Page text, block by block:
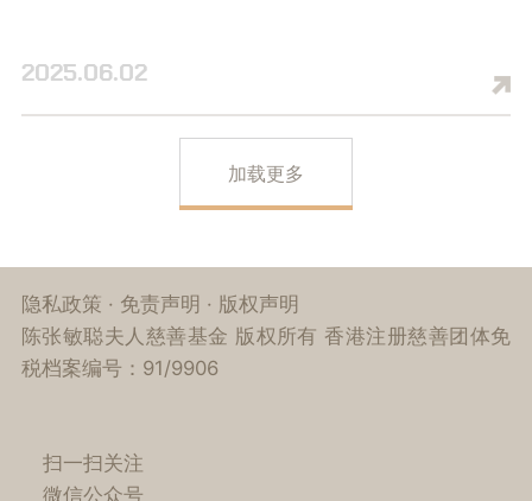
2025.06.02
加载更多
隐私政策 · 免责声明 · 版权声明
陈张敏聪夫人慈善基金 版权所有 香港注册慈善团体免
税档案编号：91/9906
扫一扫关注
微信公众号